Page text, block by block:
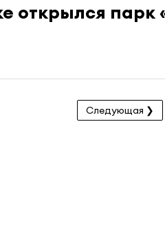
открылся парк
Следующая ❯